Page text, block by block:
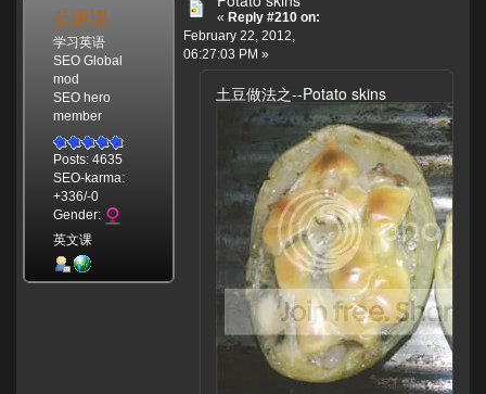
英语课
学习英语
SEO Global
mod
SEO hero
member
Posts: 4635
SEO-karma:
+336/-0
Gender:
英文课
« Reply #210 on:
February 22, 2012,
06:27:03 PM »
土豆做法之--Potato skins